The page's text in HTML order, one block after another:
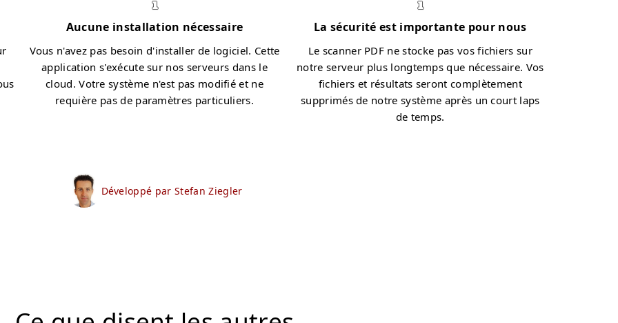
Aucune installation nécessaire
Vous n'avez pas besoin d'installer de logiciel. Cette
application s'exécute sur nos serveurs dans le
cloud. Votre système n'est pas modifié et ne
requière pas de paramètres particuliers.
La sécurité est importante pour nous
Le scanner PDF ne stocke pas vos fichiers sur
notre serveur plus longtemps que nécessaire. Vos
fichiers et résultats seront complètement
supprimés de notre système après un court laps
de temps.
Développé par Stefan Ziegler